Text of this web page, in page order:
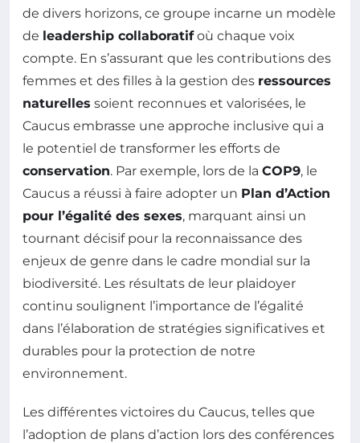
de divers horizons, ce groupe incarne un modèle
de leadership collaboratifoù chaque voix
compte. En s’assurant que les contributions des
femmes et des filles à la gestion des ressources
naturelles soient reconnues et valorisées, le
Caucus embrasse une approche inclusive qui a
le potentiel de transformer les efforts de
conservation. Par exemple, lors de la COP9, le
Caucus a réussi à faire adopter un Plan d’Action
pour l’égalité des sexes, marquant ainsi un
tournant décisif pour la reconnaissance des
enjeux de genre dans le cadre mondial sur la
biodiversité. Les résultats de leur plaidoyer
continu soulignent l’importance de l’égalité
dans l’élaboration de stratégies significatives et
durables pour la protection de notre
environnement.
Les différentes victoires du Caucus, telles que
l’adoption de plans d’action lors des conférences